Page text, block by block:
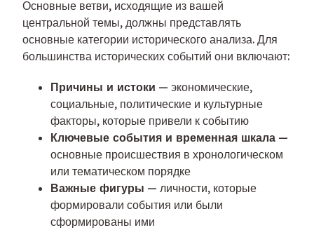
Основные ветви, исходящие из вашей
центральной темы, должны представлять
основные категории исторического анализа. Для
большинства исторических событий они включают:
Причины и истоки — экономические,
социальные, политические и культурные
факторы, которые привели к событию
Ключевые события и временная шкала —
основные происшествия в хронологическом
или тематическом порядке
Важные фигуры — личности, которые
формировали события или были
сформированы ими